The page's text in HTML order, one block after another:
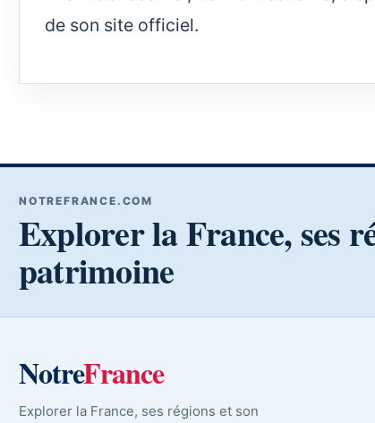
de son site officiel.
NOTREFRANCE.COM
Explorer la France, ses
patrimoine
NotreFrance
Explorer la France, ses régions et son